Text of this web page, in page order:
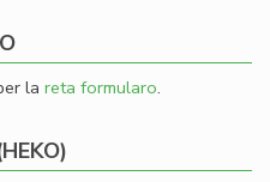
la reta formularo.